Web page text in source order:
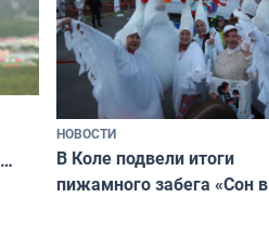
НОВОСТИ
В Коле подвели итоги
пижамного забега «Сон в